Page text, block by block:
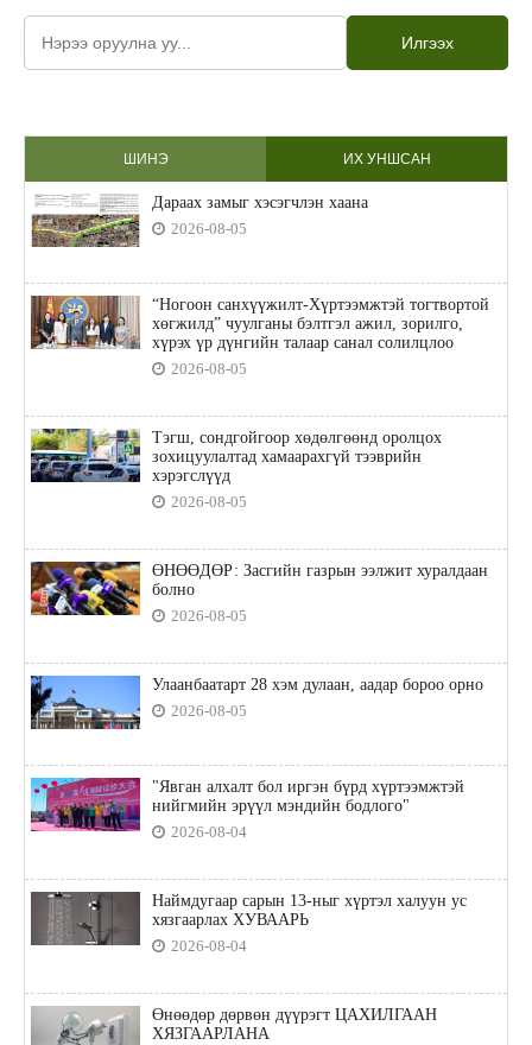
Илгээх
ШИНЭ ИХ УНШСАН
Дараах замыг хэсэгчлэн хаана
2026-08-05
“Ногоон санхүүжилт-Хүртээмжтэй тогтвортой
хөгжилд” чуулганы бэлтгэл ажил, зорилго,
хүрэх үр дүнгийн талаар санал солилцлоо
2026-08-05
Тэгш, сондгойгоор хөдөлгөөнд оролцох
зохицуулалтад хамаарахгүй тээврийн
хэрэгслүүд
2026-08-05
ӨНӨӨДӨР: Засгийн газрын ээлжит хуралдаан
болно
2026-08-05
Улаанбаатарт 28 хэм дулаан, аадар бороо орно
2026-08-05
"Явган алхалт бол иргэн бүрд хүртээмжтэй
нийгмийн эрүүл мэндийн бодлого"
2026-08-04
Наймдугаар сарын 13-ныг хүртэл халуун ус
хязгаарлах ХУВААРЬ
2026-08-04
Өнөөдөр дөрвөн дүүрэгт ЦАХИЛГААН
ХЯЗГААРЛАНА